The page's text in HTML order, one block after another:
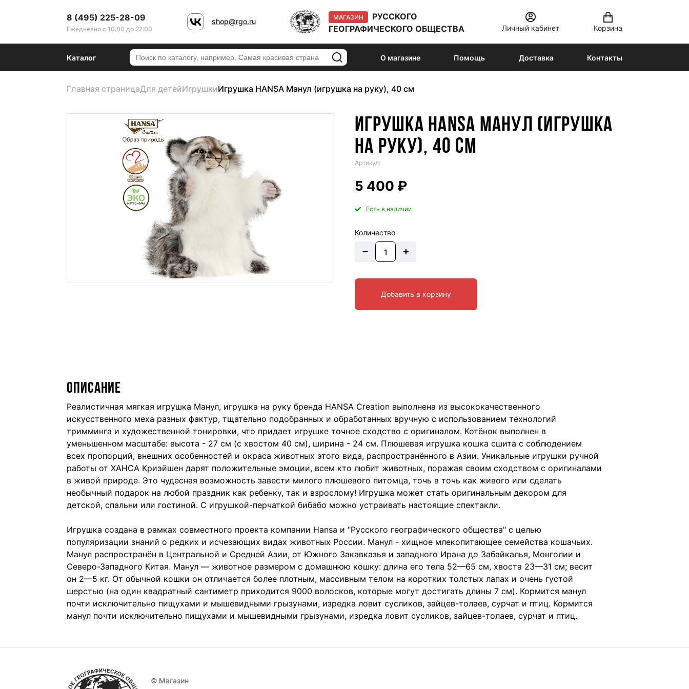
8 (495) 225-28-09
Ежедневно с 10:00 до 22:00
shop@rgo.ru МАГАЗИН
РУССКОГО
ГЕОГРАФИЧЕСКОГО ОБЩЕСТВА
Личный кабинет Корзина
Каталог О магазине Помощь Доставка Контакты
Главная страницаДля детейИгрушкиИгрушка HANSA Манул (игрушка на руку), 40 см
ИГРУШКА HANSA МАНУЛ (ИГРУШКА
НА РУКУ), 40 СМ
Артикул:
5 400 ₽
Есть в наличии
Количество
– +
Добавить в корзину
ОПИСАНИЕ
Реалистичная мягкая игрушка Манул, игрушка на руку бренда HANSA Creation выполнена из высококачественного
искусственного меха разных фактур, тщательно подобранных и обработанных вручную с использованием технологий
тримминга и художественной тонировки, что придает игрушке точное сходство с оригиналом. Котёнок выполнен в
уменьшенном масштабе: высота - 27 см (с хвостом 40 см), ширина - 24 см. Плюшевая игрушка кошка сшита с соблюдением
всех пропорций, внешних особенностей и окраса животных этого вида, распространённого в Азии. Уникальные игрушки ручной
работы от ХАНСА Криэйшен дарят положительные эмоции, всем кто любит животных, поражая своим сходством с оригиналами
в живой природе. Это чудесная возможность завести милого плюшевого питомца, точь в точь как живого или сделать
необычный подарок на любой праздник как ребенку, так и взрослому! Игрушка может стать оригинальным декором для
детской, спальни или гостиной. С игрушкой-перчаткой бибабо можно устраивать настоящие спектакли.
Игрушка создана в рамках совместного проекта компании Hansa и "Русского географического общества" с целью
популяризации знаний о редких и исчезающих видах животных России. Манул - хищное млекопитающее семейства кошачьих.
Манул распространён в Центральной и Средней Азии, от Южного Закавказья и западного Ирана до Забайкалья, Монголии и
Северо-Западного Китая. Манул — животное размером с домашнюю кошку: длина его тела 52—65 см, хвоста 23—31 см; весит
он 2—5 кг. От обычной кошки он отличается более плотным, массивным телом на коротких толстых лапах и очень густой
шерстью (на один квадратный сантиметр приходится 9000 волосков, которые могут достигать длины 7 см). Кормится манул
почти исключительно пищухами и мышевидными грызунами, изредка ловит сусликов, зайцев-толаев, сурчат и птиц. Кормится
манул почти исключительно пищухами и мышевидными грызунами, изредка ловит сусликов, зайцев-толаев, сурчат и птиц.
© Магазин